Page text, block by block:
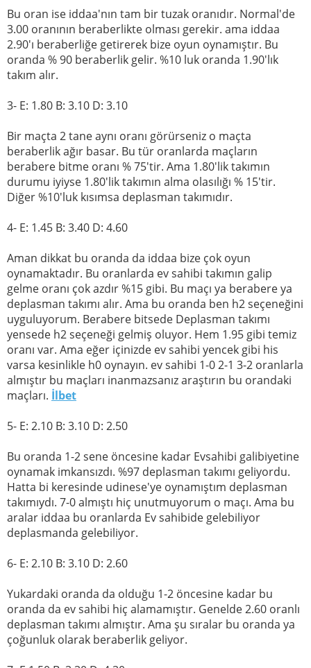
Bu oran ise iddaa'nın tam bir tuzak oranıdır. Normal'de
3.00 oranının beraberlikte olması gerekir. ama iddaa
2.90'ı beraberliğe getirerek bize oyun oynamıştır. Bu
oranda % 90 beraberlik gelir. %10 luk oranda 1.90'lık
takım alır.
3- E: 1.80 B: 3.10 D: 3.10
Bir maçta 2 tane aynı oranı görürseniz o maçta
beraberlik ağır basar. Bu tür oranlarda maçların
berabere bitme oranı % 75'tir. Ama 1.80'lik takımın
durumu iyiyse 1.80'lik takımın alma olasılığı % 15'tir.
Diğer %10'luk kısımsa deplasman takımıdır.
4- E: 1.45 B: 3.40 D: 4.60
Aman dikkat bu oranda da iddaa bize çok oyun
oynamaktadır. Bu oranlarda ev sahibi takımın galip
gelme oranı çok azdır %15 gibi. Bu maçı ya berabere ya
deplasman takımı alır. Ama bu oranda ben h2 seçeneğini
uyguluyorum. Berabere bitsede Deplasman takımı
yensede h2 seçeneği gelmiş oluyor. Hem 1.95 gibi temiz
oranı var. Ama eğer içinizde ev sahibi yencek gibi his
varsa kesinlikle h0 oynayın. ev sahibi 1-0 2-1 3-2 oranlarla
almıştır bu maçları inanmazsanız araştırın bu orandaki
maçları. İlbet
5- E: 2.10 B: 3.10 D: 2.50
Bu oranda 1-2 sene öncesine kadar Evsahibi galibiyetine
oynamak imkansızdı. %97 deplasman takımı geliyordu.
Hatta bi keresinde udinese'ye oynamıştım deplasman
takımıydı. 7-0 almıştı hiç unutmuyorum o maçı. Ama bu
aralar iddaa bu oranlarda Ev sahibide gelebiliyor
deplasmanda gelebiliyor.
6- E: 2.10 B: 3.10 D: 2.60
Yukardaki oranda da olduğu 1-2 öncesine kadar bu
oranda da ev sahibi hiç alamamıştır. Genelde 2.60 oranlı
deplasman takımı almıştır. Ama şu sıralar bu oranda ya
çoğunluk olarak beraberlik geliyor.